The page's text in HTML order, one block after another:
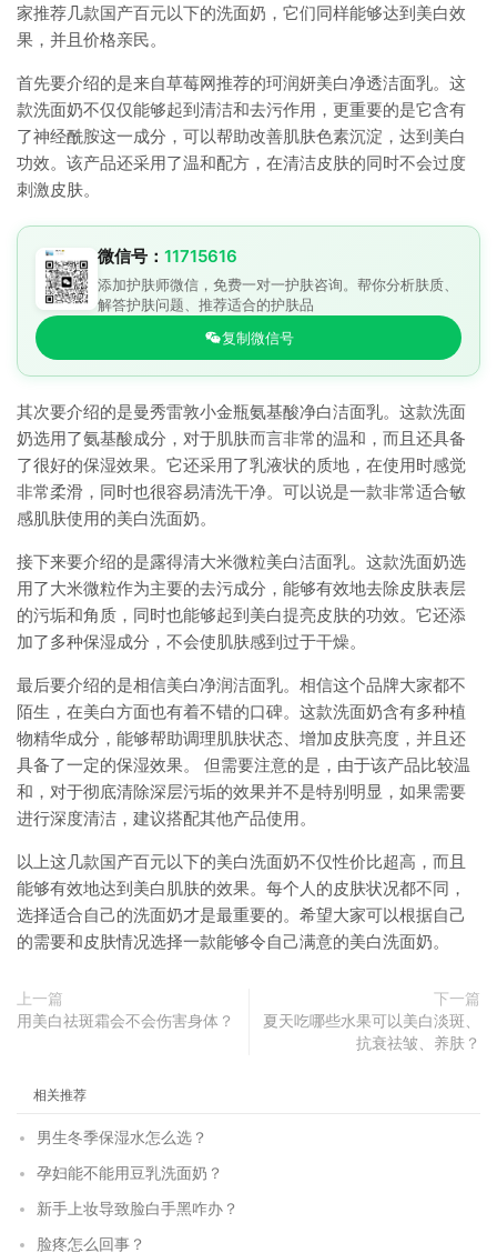
家推荐几款国产百元以下的洗面奶，它们同样能够达到美白效
果，并且价格亲民。
首先要介绍的是来自草莓网推荐的珂润妍美白净透洁面乳。这
款洗面奶不仅仅能够起到清洁和去污作用，更重要的是它含有
了神经酰胺这一成分，可以帮助改善肌肤色素沉淀，达到美白
功效。该产品还采用了温和配方，在清洁皮肤的同时不会过度
刺激皮肤。
微信号： 11715616
添加护肤师微信，免费一对一护肤咨询。帮你分析肤质、
解答护肤问题、推荐适合的护肤品
复制微信号
其次要介绍的是曼秀雷敦小金瓶氨基酸净白洁面乳。这款洗面
奶选用了氨基酸成分，对于肌肤而言非常的温和，而且还具备
了很好的保湿效果。它还采用了乳液状的质地，在使用时感觉
非常柔滑，同时也很容易清洗干净。可以说是一款非常适合敏
感肌肤使用的美白洗面奶。
接下来要介绍的是露得清大米微粒美白洁面乳。这款洗面奶选
用了大米微粒作为主要的去污成分，能够有效地去除皮肤表层
的污垢和角质，同时也能够起到美白提亮皮肤的功效。它还添
加了多种保湿成分，不会使肌肤感到过于干燥。
最后要介绍的是相信美白净润洁面乳。相信这个品牌大家都不
陌生，在美白方面也有着不错的口碑。这款洗面奶含有多种植
物精华成分，能够帮助调理肌肤状态、增加皮肤亮度，并且还
具备了一定的保湿效果。 但需要注意的是，由于该产品比较温
和，对于彻底清除深层污垢的效果并不是特别明显，如果需要
进行深度清洁，建议搭配其他产品使用。
以上这几款国产百元以下的美白洗面奶不仅性价比超高，而且
能够有效地达到美白肌肤的效果。每个人的皮肤状况都不同，
选择适合自己的洗面奶才是最重要的。希望大家可以根据自己
的需要和皮肤情况选择一款能够令自己满意的美白洗面奶。
上一篇
用美白祛斑霜会不会伤害身体？
下一篇
夏天吃哪些水果可以美白淡斑、
抗衰祛皱、养肤？
相关推荐
男生冬季保湿水怎么选？
孕妇能不能用豆乳洗面奶？
新手上妆导致脸白手黑咋办？
脸疼怎么回事？